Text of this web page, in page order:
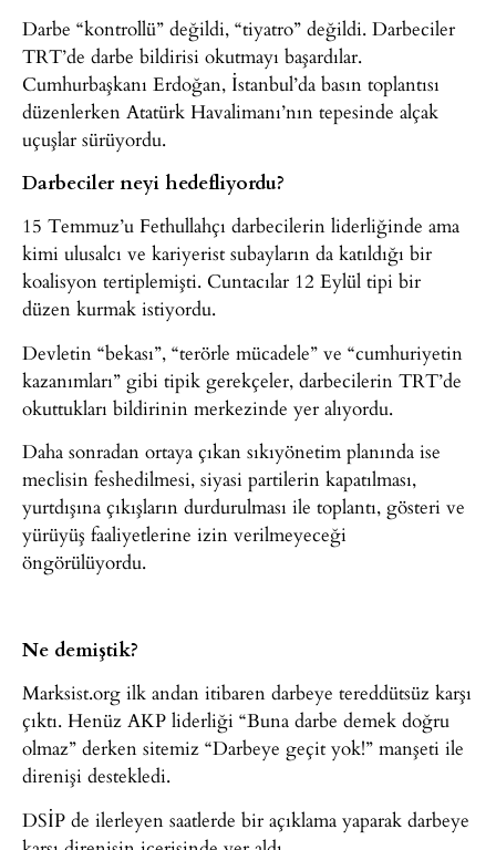
Darbe “kontrollü” değildi, “tiyatro” değildi. Darbeciler
TRT’de darbe bildirisi okutmayı başardılar.
Cumhurbaşkanı Erdoğan, İstanbul’da basın toplantısı
düzenlerken Atatürk Havalimanı’nın tepesinde alçak
uçuşlar sürüyordu.
Darbeciler neyi hedefliyordu?
15 Temmuz’u Fethullahçı darbecilerin liderliğinde ama
kimi ulusalcı ve kariyerist subayların da katıldığı bir
koalisyon tertiplemişti. Cuntacılar 12 Eylül tipi bir
düzen kurmak istiyordu.
Devletin “bekası”, “terörle mücadele” ve “cumhuriyetin
kazanımları” gibi tipik gerekçeler, darbecilerin TRT’de
okuttukları bildirinin merkezinde yer alıyordu.
Daha sonradan ortaya çıkan sıkıyönetim planında ise
meclisin feshedilmesi, siyasi partilerin kapatılması,
yurtdışına çıkışların durdurulması ile toplantı, gösteri ve
yürüyüş faaliyetlerine izin verilmeyeceği
öngörülüyordu.
Ne demiştik?
Marksist.org ilk andan itibaren darbeye tereddütsüz karşı
çıktı. Henüz AKP liderliği “Buna darbe demek doğru
olmaz” derken sitemiz “Darbeye geçit yok!” manşeti ile
direnişi destekledi.
DSİP de ilerleyen saatlerde bir açıklama yaparak darbeye